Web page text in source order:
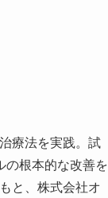
療法を実践。試
の根本的な改善を
と、株式会社オ